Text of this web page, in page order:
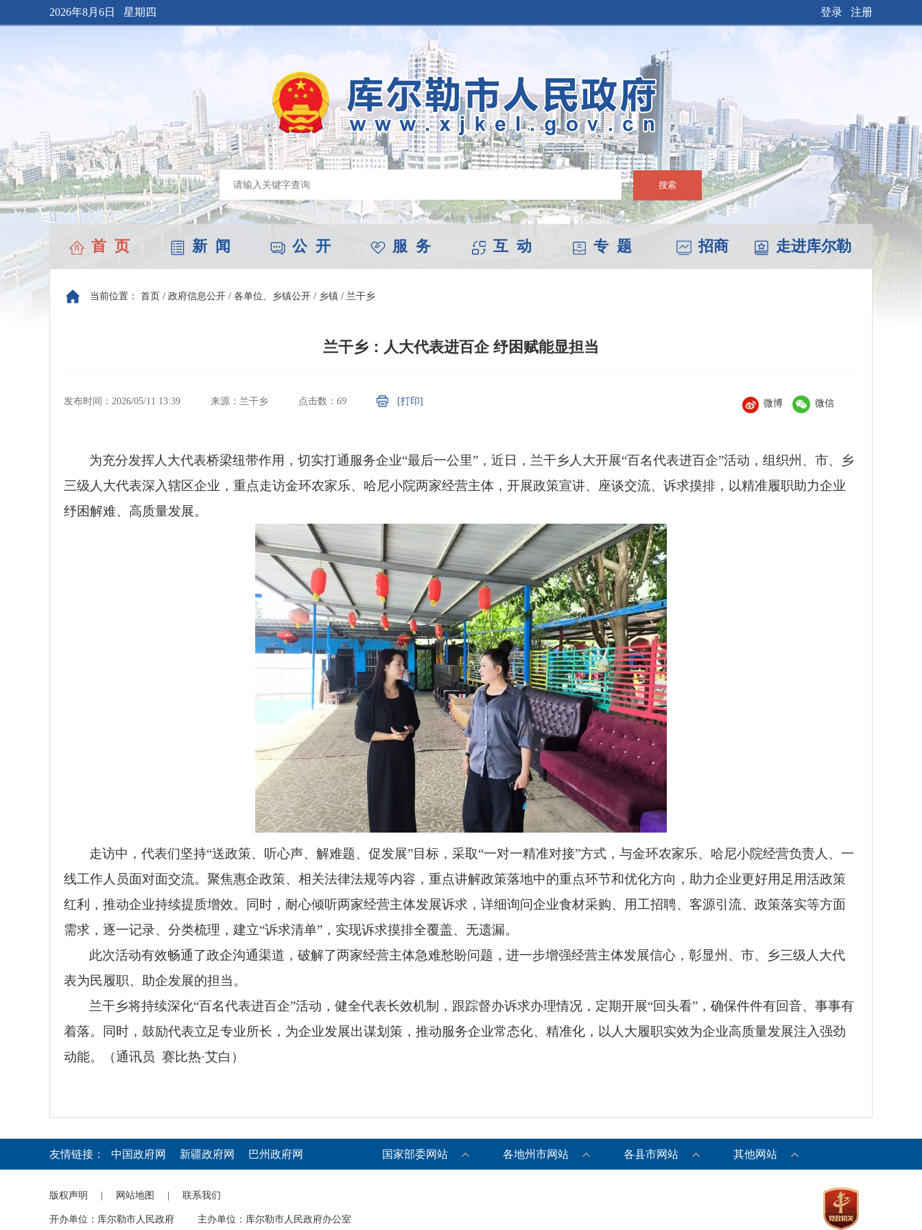
2026年8月6日 星期四 登录 注册
搜索
首 页 新 闻 公 开 服 务 互 动 专 题 招商 走进库尔勒
当前位置： 首页 / 政府信息公开 / 各单位、乡镇公开 / 乡镇 / 兰干乡
兰干乡：人大代表进百企 纾困赋能显担当
发布时间：2026/05/11 13:39 来源：兰干乡 点击数： 69 [打印] 微博 微信
为充分发挥人大代表桥梁纽带作用，切实打通服务企业“最后一公里”，近日，兰干乡人大开展“百名代表进百企”活动，组织州、市、乡
三级人大代表深入辖区企业，重点走访金环农家乐、哈尼小院两家经营主体，开展政策宣讲、座谈交流、诉求摸排，以精准履职助力企业
纾困解难、高质量发展。
走访中，代表们坚持“送政策、听心声、解难题、促发展”目标，采取“一对一精准对接”方式，与金环农家乐、哈尼小院经营负责人、一
线工作人员面对面交流。聚焦惠企政策、相关法律法规等内容，重点讲解政策落地中的重点环节和优化方向，助力企业更好用足用活政策
红利，推动企业持续提质增效。同时，耐心倾听两家经营主体发展诉求，详细询问企业食材采购、用工招聘、客源引流、政策落实等方面
需求，逐一记录、分类梳理，建立“诉求清单”，实现诉求摸排全覆盖、无遗漏。
此次活动有效畅通了政企沟通渠道，破解了两家经营主体急难愁盼问题，进一步增强经营主体发展信心，彰显州、市、乡三级人大代
表为民履职、助企发展的担当。
兰干乡将持续深化“百名代表进百企”活动，健全代表长效机制，跟踪督办诉求办理情况，定期开展“回头看”，确保件件有回音、事事有
着落。同时，鼓励代表立足专业所长，为企业发展出谋划策，推动服务企业常态化、精准化，以人大履职实效为企业高质量发展注入强劲
动能。（通讯员 赛比热·艾白）
友情链接： 中国政府网 新疆政府网 巴州政府网 国家部委网站 各地州市网站 各县市网站 其他网站
版权声明 网站地图 联系我们
开办单位：库尔勒市人民政府 主办单位：库尔勒市人民政府办公室